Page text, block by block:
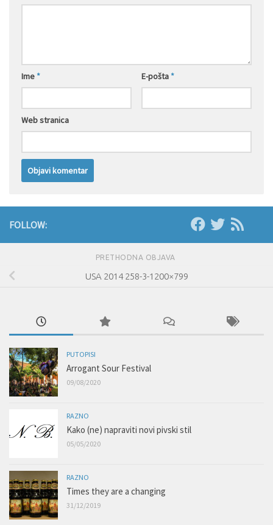
Ime * E-pošta *
Web stranica
FOLLOW:
PRETHODNA OBJAVA
USA 2014 258-3-1200×799
PUTOPISI
Arrogant Sour Festival
09/08/2020
RAZNO
Kako (ne) napraviti novi pivski stil
05/05/2020
RAZNO
Times they are a changing
31/12/2019